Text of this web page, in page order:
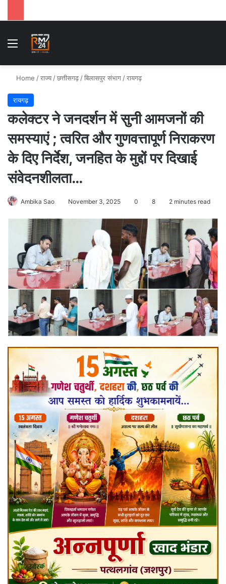
Menu
Home /राज्य /छत्तीसगढ़ /बिलासपुर संभाग /रायगढ़
रायगढ़
कलेक्टर ने जनदर्शन में सुनी आमजनों की
समस्याएं ; त्वरित और गुणवत्तापूर्ण निराकरण
के दिए निर्देश, जनहित के मुद्दों पर दिखाई
संवेदनशीलता…
Ambika Sao November 3, 2025 0 8 2 minutes read